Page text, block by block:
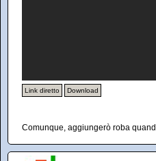
Link diretto Download
Comunque, aggiungerò roba